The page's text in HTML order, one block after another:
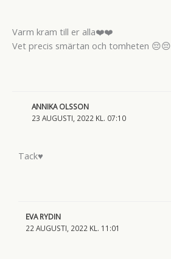
Varm kram till er alla❤️❤️
Vet precis smärtan och tomheten 😔😔
ANNIKA OLSSON
23 AUGUSTI, 2022 KL. 07:10
Tack♥
EVA RYDIN
22 AUGUSTI, 2022 KL. 11:01